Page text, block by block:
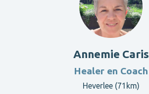
Annemie Caris
Healer en Coach
Heverlee (71km)